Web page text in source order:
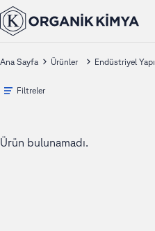
Ana Sayfa Ürünler Endüstriyel
Filtreler
Ürün bulunamadı.